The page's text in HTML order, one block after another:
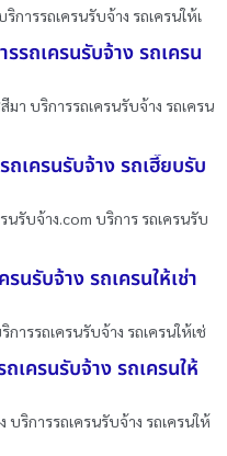
การรถเครนรับจ้าง รถเครนให้เ
รถเครนรับจ้าง รถเครน
า บริการรถเครนรับจ้าง รถเครน
ถเครนรับจ้าง รถเฮี๊ยบรับ
นรับจ้าง.com บริการ รถเครนรับ
นรับจ้าง รถเครนให้เช่า
ารรถเครนรับจ้าง รถเครนให้เช่
เครนรับจ้าง รถเครนให้
บริการรถเครนรับจ้าง รถเครนให้